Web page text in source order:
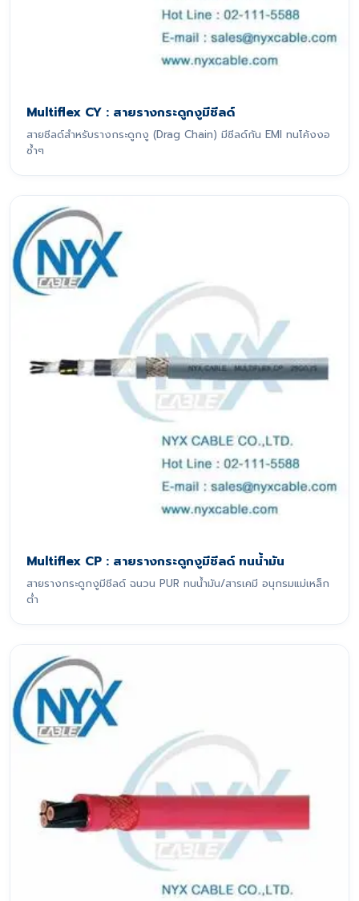
Multiflex CY : สายรางกระดูกงูมีชีลด์
สายชีลด์สำหรับรางกระดูกงู (Drag Chain) มีชีลด์กัน EMI ทนโค้งงอ
ซ้ำๆ
Multiflex CP : สายรางกระดูกงูมีชีลด์ ทนน้ำมัน
สายรางกระดูกงูมีชีลด์ ฉนวน PUR ทนน้ำมัน/สารเคมี อนุกรมแม่เหล็ก
ต่ำ